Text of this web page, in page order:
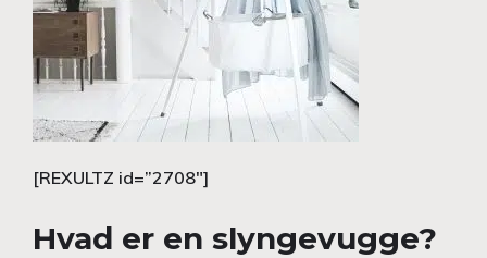
[REXULTZ id=”2708″]
Hvad er en slyngevugge?